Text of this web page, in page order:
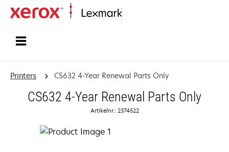
Printers CS632 4-Year Renewal Parts Only
CS632 4-Year Renewal Parts Only
Artikelnr.: 2374522